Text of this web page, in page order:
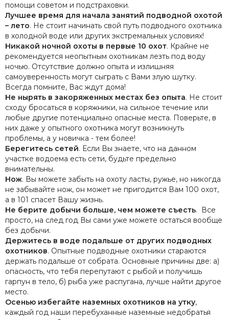
помощи советом и подстраховки.
Лучшее время для начала занятий подводной охотой
– лето. Не стоит начинать свой путь подводного охотника
в холодной воде или других экстремальных условиях!
Никакой ночной охоты в первые 10 охот. Крайне не
рекомендуется неопытным охотникам лезть под воду
ночью. Отсутствие должно опыта и излишняя
самоуверенность могут сыграть с Вами злую шутку.
Всегда помните, Вас ждут дома!
Не нырять в закоряженных местах без опыта. Не стоит
сходу бросаться в коряжники, на сильное течение или
любые другие потенциально опасные места. Поверьте, в
них даже у опытного охотника могут возникнуть
проблемы, а у новичка - тем более!
Берегитесь сетей. Если Вы знаете, что на данном
участке водоема есть сети, будьте предельно
внимательны.
Нож. Вы можете забыть на охоту ласты, ружье, но никогда
не забывайте нож, он может не пригодится Вам 100 охот,
а в 101 спасет Вашу жизнь.
Не берите добычи больше, чем можете съесть. Все
просто, на след год Вы сами уже можете остаться вообще
без добычи.
Держитесь в воде подальше от других подводных
охотников. Опытные подводные охотники стараются
держать подальше от собрата. Основные причины две: а)
опасность, что тебя перепутают с рыбой и получишь
гарпун в тело, б) рыба уже распугана, лучше найти другое
место.
Осенью избегайте наземных охотников на утку,
каждый год наши перебуханные наземные недобратья